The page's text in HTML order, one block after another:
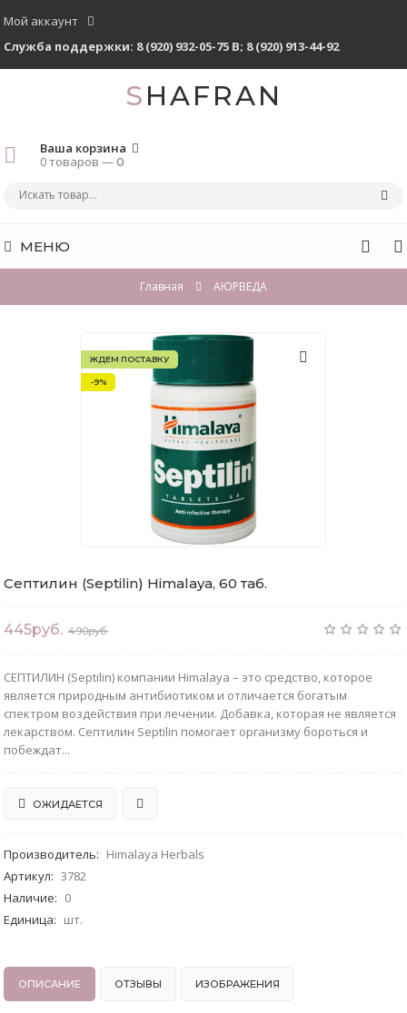
Мой аккаунт
Служба поддержки: 8 (920) 932-05-75 В; 8 (920) 913-44-92
SHAFRAN
Ваша корзина
0 товаров —0
МЕНЮ
Главная АЮРВЕДА
ЖДЕМ ПОСТАВКУ
-9%
Септилин (Septilin) Himalaya, 60 таб.
445руб. 490руб.
СЕПТИЛИН (Septilin) компании Himalaya – это средство, которое
является природным антибиотиком и отличается богатым
спектром воздействия при лечении. Добавка, которая не является
лекарством. Септилин Septilin помогает организму бороться и
побеждат...
ОЖИДАЕТСЯ
Производитель: Himalaya Herbals
Артикул: 3782
Наличие: 0
Единица: шт.
ОПИСАНИЕ ОТЗЫВЫ ИЗОБРАЖЕНИЯ